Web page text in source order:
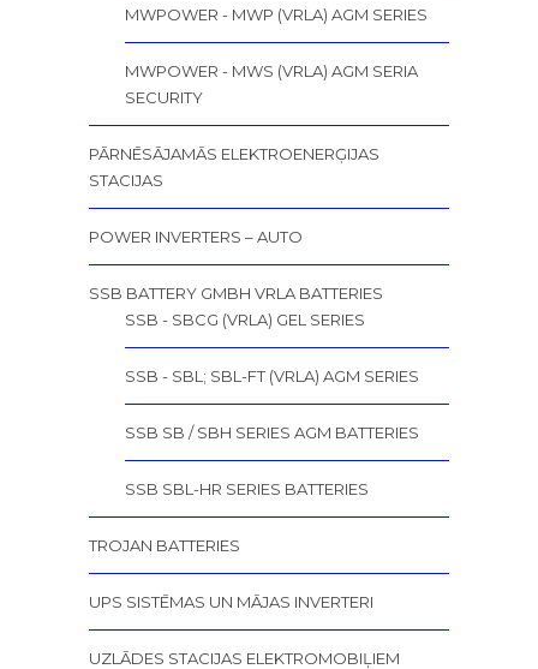
MWPOWER - MWP (VRLA) AGM SERIES
MWPOWER - MWS (VRLA) AGM SERIA
SECURITY
PĀRNĒSĀJAMĀS ELEKTROENERĢIJAS
STACIJAS
POWER INVERTERS – AUTO
SSB BATTERY GMBH VRLA BATTERIES
SSB - SBCG (VRLA) GEL SERIES
SSB - SBL; SBL-FT (VRLA) AGM SERIES
SSB SB / SBH SERIES AGM BATTERIES
SSB SBL-HR SERIES BATTERIES
TROJAN BATTERIES
UPS SISTĒMAS UN MĀJAS INVERTERI
UZLĀDES STACIJAS ELEKTROMOBIĻIEM